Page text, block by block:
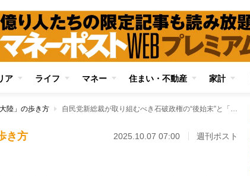
ア ライフ マネー 住まい・不動産 家計
陸」の歩き方 自民党新総裁が取り組むべき石破政権の“後始末”と「3つの重要アジェンダ」《大前研一氏が解説》
き方 2025.10.07 07:00 週刊ポスト